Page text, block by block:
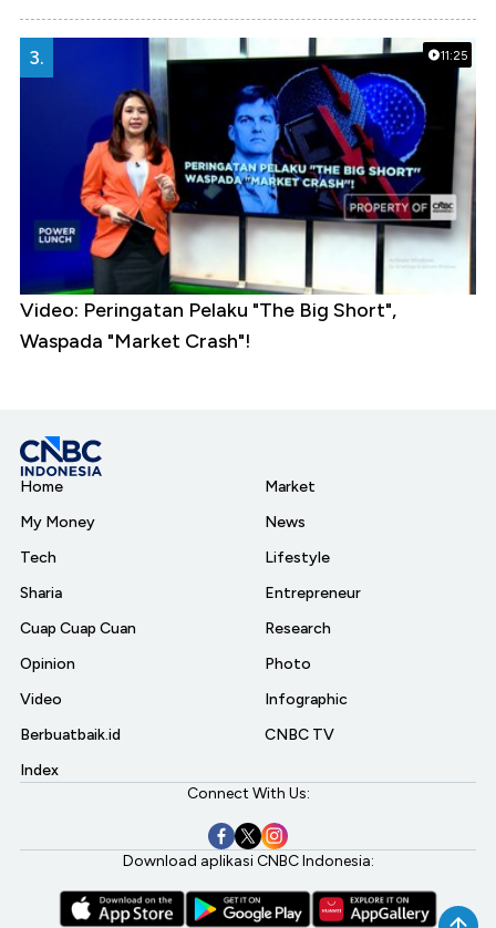
11:25
3.
Video: Peringatan Pelaku "The Big Short",
Waspada "Market Crash"!
Home
My Money
Tech
Sharia
Cuap Cuap Cuan
Opinion
Video
Berbuatbaik.id
Index
Market
News
Lifestyle
Entrepreneur
Research
Photo
Infographic
CNBC TV
Connect With Us:
Download aplikasi CNBC Indonesia: